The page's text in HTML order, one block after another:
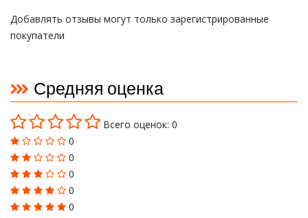
Добавлять отзывы могут только зарегистрированные
покупатели
Средняя оценка
Всего оценок: 0
0
0
0
0
0